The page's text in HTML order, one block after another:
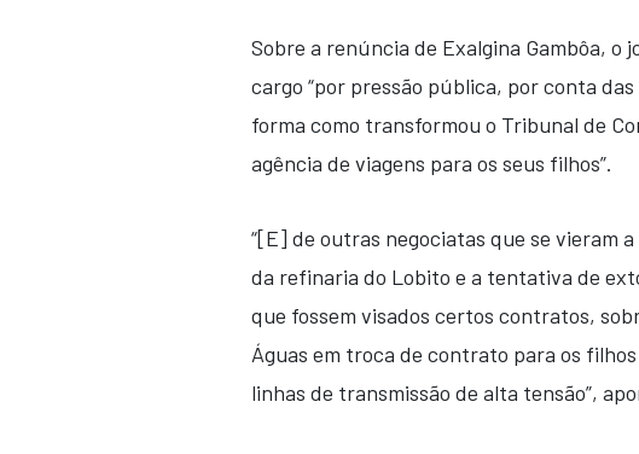
Sobre a renúncia de Exalgina Gambôa, o
cargo “por pressão pública, por conta
forma como transformou o Tribunal de
agência de viagens para os seus filhos”.
“[E] de outras negociatas que se vieram
da refinaria do Lobito e a tentativa de
que fossem visados certos contratos,
Águas em troca de contrato para os
linhas de transmissão de alta tensão”,